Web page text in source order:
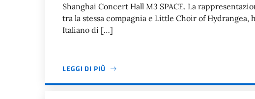
Shanghai Concert Hall M3 SPACE. La
tra la stessa compagnia e Little Choir of Hydrangea,
Italiano di […]
LEGGI DI PIÙ